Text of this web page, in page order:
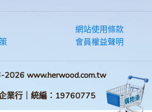
網站使用條款
會員權益聲明
www.herwood.com.tw
業行｜統編：19760775